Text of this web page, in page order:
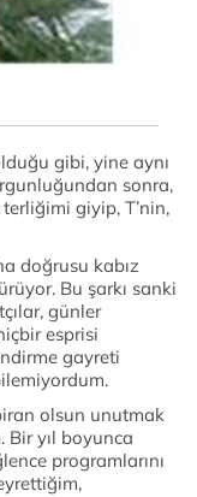
gibi, yine aynı
sonra,
giyip, T’nin,
doğrusu kabız
Bu şarkı sanki
günler
esprisi
gayreti
olsun unutmak
Bir yıl boyunca
programlarını